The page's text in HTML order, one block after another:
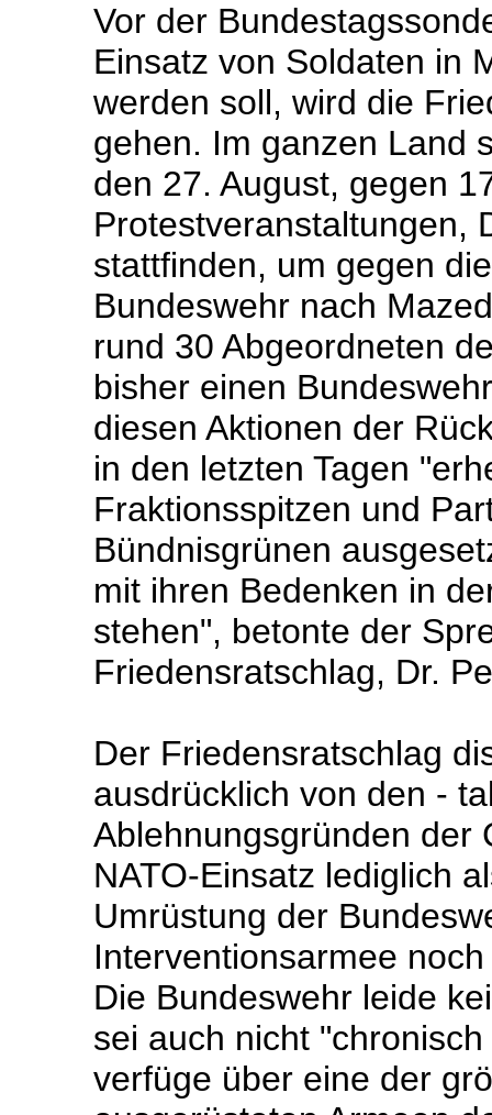
Vor der
Einsatz von Soldaten in
werden soll, wird die
gehen. Im ganzen Land
den 27. August, gegen
Protestveranstaltungen,
stattfinden, um gegen
Bundeswehr nach
rund 30 Abgeordneten
bisher einen
diesen Aktionen der
in den letzten Tagen
Fraktionsspitzen und
Bündnisgrünen
mit ihren Bedenken in
stehen", betonte der
Friedensratschlag, Dr.
Der Friedensratschlag
ausdrücklich von den -
Ablehnungsgründen der
NATO-Einsatz lediglich
Umrüstung der
Interventionsarmee
Die Bundeswehr leide
sei auch nicht
verfüge über eine der